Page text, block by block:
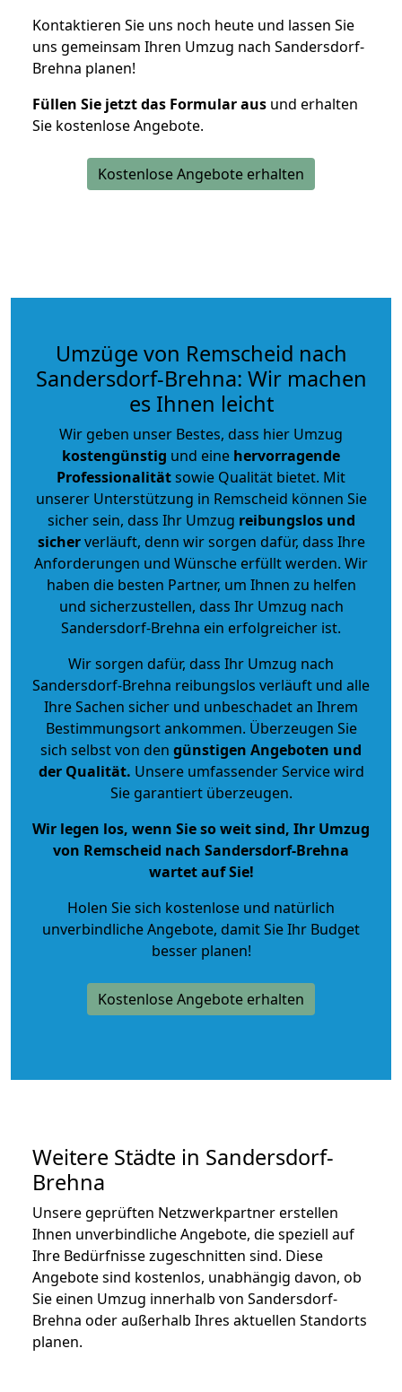
Kontaktieren Sie uns noch heute und lassen Sie
uns gemeinsam Ihren Umzug nach Sandersdorf-
Brehna planen!
Füllen Sie jetzt das Formular aus und erhalten
Sie kostenlose Angebote.
Kostenlose Angebote erhalten
Umzüge von Remscheid nach
Sandersdorf-Brehna: Wir machen
es Ihnen leicht
Wir geben unser Bestes, dass hier Umzug
kostengünstig und eine hervorragende
Professionalitätsowie Qualität bietet. Mit
unserer Unterstützung in Remscheid können Sie
sicher sein, dass Ihr Umzug reibungslos und
sicherverläuft, denn wir sorgen dafür, dass Ihre
Anforderungen und Wünsche erfüllt werden. Wir
haben die besten Partner, um Ihnen zu helfen
und sicherzustellen, dass Ihr Umzug nach
Sandersdorf-Brehna ein erfolgreicher ist.
Wir sorgen dafür, dass Ihr Umzug nach
Sandersdorf-Brehna reibungslos verläuft und alle
Ihre Sachen sicher und unbeschadet an Ihrem
Bestimmungsort ankommen. Überzeugen Sie
sich selbst von den günstigen Angeboten und
der Qualität. Unsere umfassender Service wird
Sie garantiert überzeugen.
Wir legen los, wenn Sie so weit sind, Ihr Umzug
von Remscheid nach Sandersdorf-Brehna
wartet auf Sie!
Holen Sie sich kostenlose und natürlich
unverbindliche Angebote, damit Sie Ihr Budget
besser planen!
Kostenlose Angebote erhalten
Weitere Städte in Sandersdorf-
Brehna
Unsere geprüften Netzwerkpartner erstellen
Ihnen unverbindliche Angebote, die speziell auf
Ihre Bedürfnisse zugeschnitten sind. Diese
Angebote sind kostenlos, unabhängig davon, ob
Sie einen Umzug innerhalb von Sandersdorf-
Brehna oder außerhalb Ihres aktuellen Standorts
planen.